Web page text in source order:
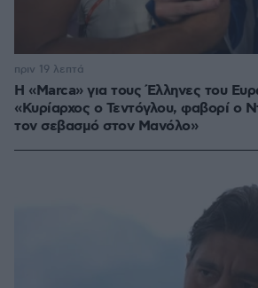
Η «Marca» για τους Έλληνες του
«Κυρίαρχος ο Τεντόγλου, φαβορί ο
τον σεβασμό στον Μανόλο»
πριν 19 λεπτά